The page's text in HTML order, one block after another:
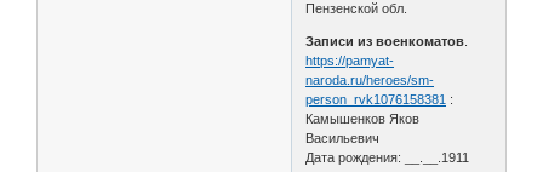
Пензенской обл.
Записи из военкоматов
https://pamyat-
naroda.ru/heroes/sm-
person_rvk1076158381 :
Камышенков Яков
Васильевич
Дата рождения: __.__.1911